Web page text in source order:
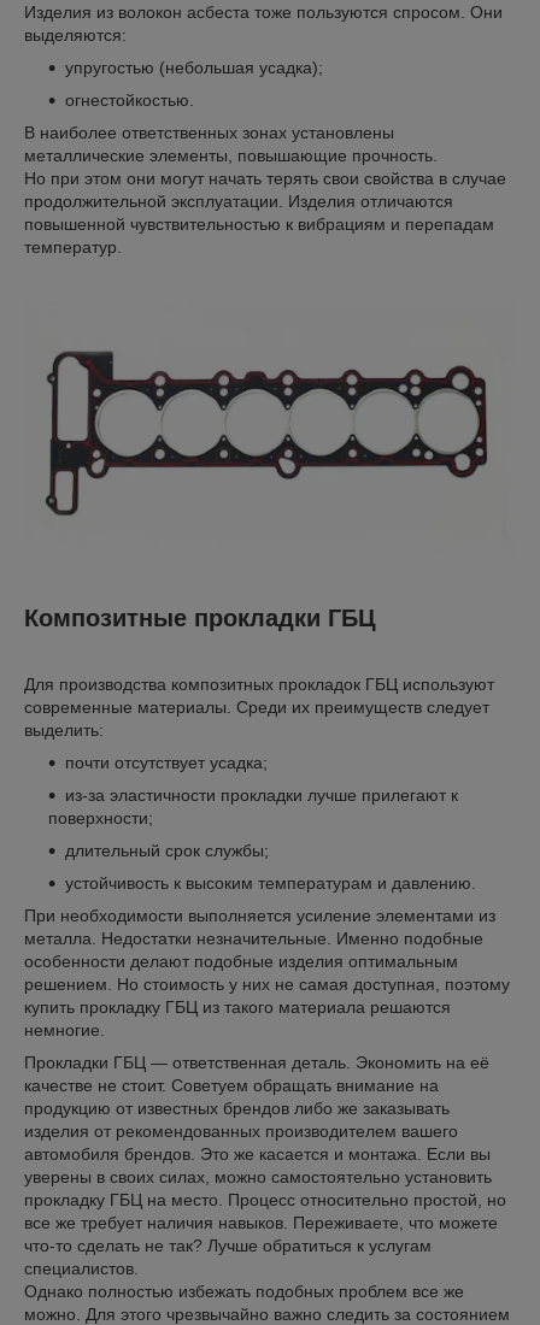
Изделия из волокон асбеста тоже пользуются спросом. Они
выделяются:
упругостью (небольшая усадка);
огнестойкостью.
В наиболее ответственных зонах установлены
металлические элементы, повышающие прочность.
Но при этом они могут начать терять свои свойства в случае
продолжительной эксплуатации. Изделия отличаются
повышенной чувствительностью к вибрациям и перепадам
температур.
Композитные прокладки ГБЦ
Для производства композитных прокладок ГБЦ используют
современные материалы. Среди их преимуществ следует
выделить:
почти отсутствует усадка;
из-за эластичности прокладки лучше прилегают к
поверхности;
длительный срок службы;
устойчивость к высоким температурам и давлению.
При необходимости выполняется усиление элементами из
металла. Недостатки незначительные. Именно подобные
особенности делают подобные изделия оптимальным
решением. Но стоимость у них не самая доступная, поэтому
купить прокладку ГБЦ из такого материала решаются
немногие.
Прокладки ГБЦ — ответственная деталь. Экономить на её
качестве не стоит. Советуем обращать внимание на
продукцию от известных брендов либо же заказывать
изделия от рекомендованных производителем вашего
автомобиля брендов. Это же касается и монтажа. Если вы
уверены в своих силах, можно самостоятельно установить
прокладку ГБЦ на место. Процесс относительно простой, но
все же требует наличия навыков. Переживаете, что можете
что-то сделать не так? Лучше обратиться к услугам
специалистов.
Однако полностью избежать подобных проблем все же
можно. Для этого чрезвычайно важно следить за состоянием